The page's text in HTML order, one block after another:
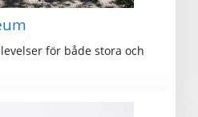
för både stora och